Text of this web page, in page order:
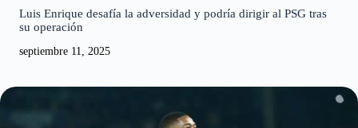
Luis Enrique desafía la adversidad y podría dirigir al PSG tras
su operación
septiembre 11, 2025